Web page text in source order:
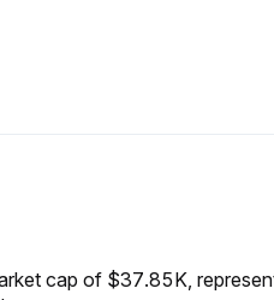
cap of $37.85K,